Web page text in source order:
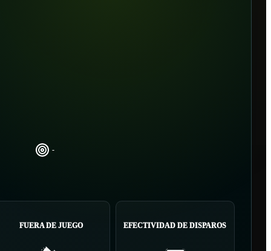
-
FUERA DE JUEGO EFECTIVIDAD DE DISPAROS